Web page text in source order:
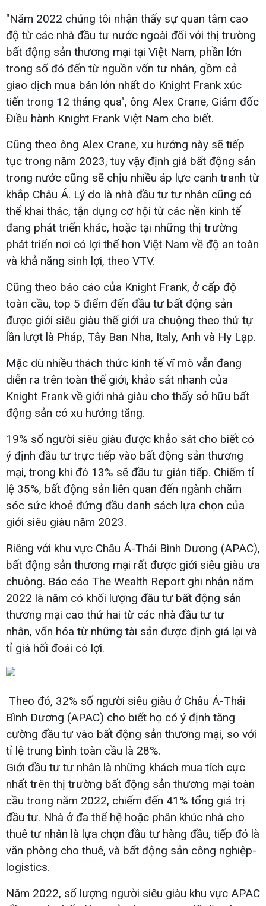
"Năm 2022 chúng tôi nhận thấy sự quan tâm cao
độ từ các nhà đầu tư nước ngoài đối với thị trường
bất động sản thương mại tại Việt Nam, phần lớn
trong số đó đến từ nguồn vốn tư nhân, gồm cả
giao dịch mua bán lớn nhất do Knight Frank xúc
tiến trong 12 tháng qua", ông Alex Crane, Giám đốc
Điều hành Knight Frank Việt Nam cho biết.
Cũng theo ông Alex Crane, xu hướng này sẽ tiếp
tục trong năm 2023, tuy vậy định giá bất động sản
trong nước cũng sẽ chịu nhiều áp lực cạnh tranh từ
khắp Châu Á. Lý do là nhà đầu tư tư nhân cũng có
thể khai thác, tận dụng cơ hội từ các nền kinh tế
đang phát triển khác, hoặc tại những thị trường
phát triển nơi có lợi thế hơn Việt Nam về độ an toàn
và khả năng sinh lợi, theo VTV.
Cũng theo báo cáo của Knight Frank, ở cấp độ
toàn cầu, top 5 điểm đến đầu tư bất động sản
được giới siêu giàu thế giới ưa chuộng theo thứ tự
lần lượt là Pháp, Tây Ban Nha, Italy, Anh và Hy Lạp.
Mặc dù nhiều thách thức kinh tế vĩ mô vẫn đang
diễn ra trên toàn thế giới, khảo sát nhanh của
Knight Frank về giới nhà giàu cho thấy sở hữu bất
động sản có xu hướng tăng.
19% số người siêu giàu được khảo sát cho biết có
ý định đầu tư trực tiếp vào bất động sản thương
mại, trong khi đó 13% sẽ đầu tư gián tiếp. Chiếm tỉ
lệ 35%, bất động sản liên quan đến ngành chăm
sóc sức khoẻ đứng đầu danh sách lựa chọn của
giới siêu giàu năm 2023.
Riêng với khu vực Châu Á-Thái Bình Dương (APAC),
bất động sản thương mại rất được giới siêu giàu ưa
chuộng. Báo cáo The Wealth Report ghi nhận năm
2022 là năm có khối lượng đầu tư bất động sản
thương mại cao thứ hai từ các nhà đầu tư tư
nhân, vốn hóa từ những tài sản được định giá lại và
tỉ giá hối đoái có lợi.
Theo đó, 32% số người siêu giàu ở Châu Á-Thái
Bình Dương (APAC) cho biết họ có ý định tăng
cường đầu tư vào bất động sản thương mại, so với
tỉ lệ trung bình toàn cầu là 28%.
Giới đầu tư tư nhân là những khách mua tích cực
nhất trên thị trường bất động sản thương mại toàn
cầu trong năm 2022, chiếm đến 41% tổng giá trị
đầu tư. Nhà ở đa thế hệ hoặc phân khúc nhà cho
thuê tư nhân là lựa chọn đầu tư hàng đầu, tiếp đó là
văn phòng cho thuê, và bất động sản công nghiệp-
logistics.
Năm 2022, số lượng người siêu giàu khu vực APAC